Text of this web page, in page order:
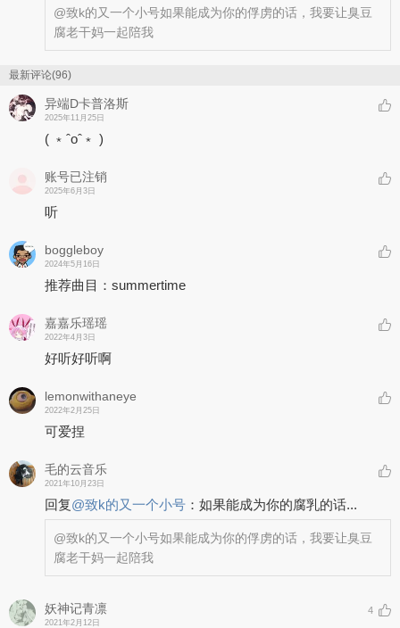
@致k的又一个小号如果能成为你的俘虏的话，我要让臭豆
腐老干妈一起陪我
最新评论(96)
异端D卡普洛斯
2025年11月25日
( ﹡ˆoˆ﹡ )
账号已注销
2025年6月3日
听
boggleboy
2024年5月16日
推荐曲目：summertime
嘉嘉乐瑶瑶
2022年4月3日
好听好听啊
lemonwithaneye
2022年2月25日
可爱捏
毛的云音乐
2021年10月23日
回复@致k的又一个小号 ： 如果能成为你的腐乳的话...
@致k的又一个小号如果能成为你的俘虏的话，我要让臭豆
腐老干妈一起陪我
妖神记青凛
2021年2月12日
4